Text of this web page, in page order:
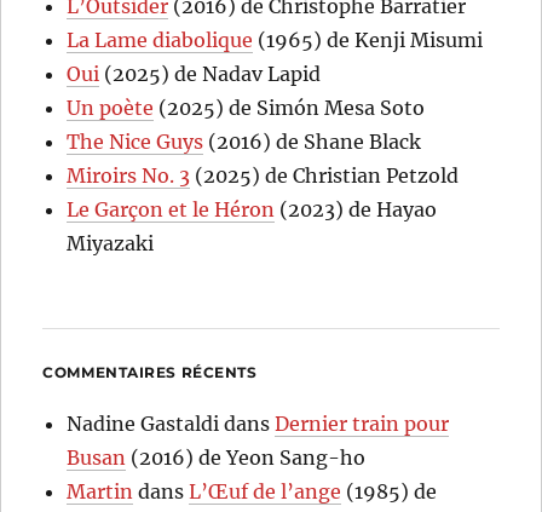
L’Outsider (2016) de Christophe Barratier
La Lame diabolique (1965) de Kenji Misumi
Oui (2025) de Nadav Lapid
Un poète (2025) de Simón Mesa Soto
The Nice Guys (2016) de Shane Black
Miroirs No. 3 (2025) de Christian Petzold
Le Garçon et le Héron (2023) de Hayao
Miyazaki
COMMENTAIRES RÉCENTS
Nadine Gastaldi dansDernier train pour
Busan (2016) de Yeon Sang-ho
Martin dansL’Œuf de l’ange (1985) de